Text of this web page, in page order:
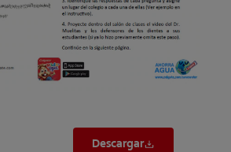
Descargar